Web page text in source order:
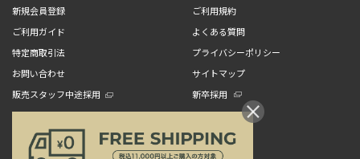
新規会員登録
ご利用規約
ご利用ガイド
よくある質問
特定商取引法
プライバシーポリシー
お問い合わせ
サイトマップ
販売スタッフ中途採用
新卒採用